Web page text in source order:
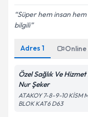
Süper hem insan hem
bilgili
Adres 1
Özel Sağlık Ve
Nur Şeker
ATAKOY 7-8-9-10 KİSM
BLOK KAT6 D63